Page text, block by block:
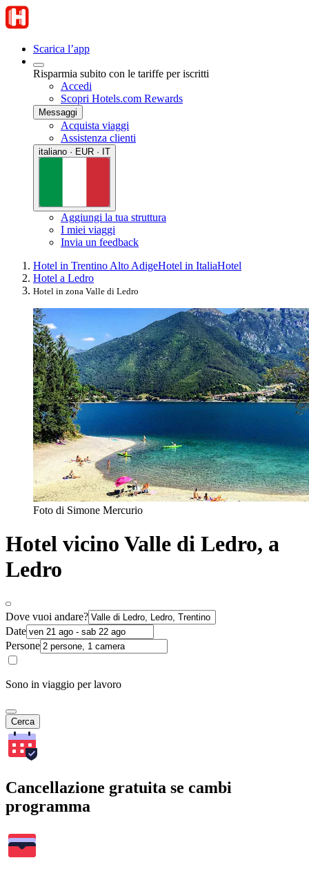
Scarica l’app
Risparmia subito con le tariffe per iscritti
Accedi
Scopri Hotels.com Rewards
Messaggi
Acquista viaggi
Assistenza clienti
italiano · EUR · IT
Aggiungi la tua struttura
I miei viaggi
Invia un feedback
Hotel in Trentino Alto AdigeHotel in ItaliaHotel
Hotel a Ledro
Hotel in zona Valle di Ledro
Foto di Simone Mercurio
Hotel vicino Valle di Ledro, a
Ledro
Dove vuoi andare?
Date
Persone
Sono in viaggio per lavoro
Cerca
Cancellazione gratuita se cambi
programma